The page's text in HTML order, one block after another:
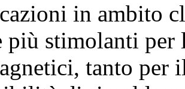
in ambito
più stimolanti per
tanto per